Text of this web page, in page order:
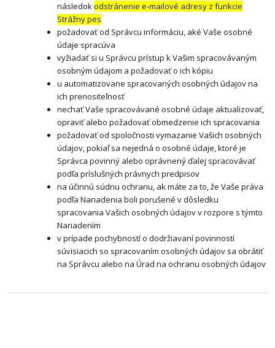
následokodstránenie e-mailové adresy z funkcie
Strážny pes
požadovať od Správcu informáciu, aké Vaše osobné
údaje spracúva
vyžiadať si u Správcu prístup k Vašim spracovávaným
osobným údajom a požadovať o ich kópiu
u automatizovane spracovaných osobných údajov na
ich prenositeľnosť
nechať Vaše spracovávané osobné údaje aktualizovať,
opraviť alebo požadovať obmedzenie ich spracovania
požadovať od spoločnosti vymazanie Vašich osobných
údajov, pokiaľ sa nejedná o osobné údaje, ktoré je
Správca povinný alebo oprávnený ďalej spracovávať
podľa príslušných právnych predpisov
na účinnú súdnu ochranu, ak máte za to, že Vaše práva
podľa Nariadenia boli porušené v dôsledku
spracovania Vašich osobných údajov v rozpore s týmto
Nariadením
v prípade pochybností o dodržiavaní povinností
súvisiacich so spracovaním osobných údajov sa obrátiť
na Správcu alebo na Úrad na ochranu osobných údajov